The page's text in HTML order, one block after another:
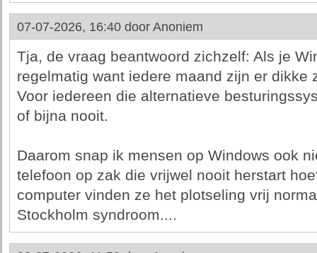
07-07-2026, 16:40 door Anoniem
Tja, de vraag beantwoord zichzelf: Als je
regelmatig want iedere maand zijn er dikke
Voor iedereen die alternatieve
of bijna nooit.
Daarom snap ik mensen op Windows ook
telefoon op zak die vrijwel nooit herstart
computer vinden ze het plotseling vrij
Stockholm syndroom....